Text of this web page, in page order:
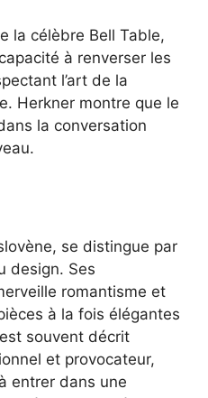
la célèbre Bell Table,
à renverser les
l’art de la
Herkner montre que le
la conversation
se distingue par
design. Ses
romantisme et
à la fois élégantes
souvent décrit
et provocateur,
entrer dans une